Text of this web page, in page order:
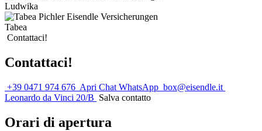
Ludwika
Tabea
Contattaci!
Contattaci!
+39 0471 974 676 Apri Chat WhatsApp box@eisendle.it
Leonardo da Vinci 20/B Salva contatto
Orari di apertura